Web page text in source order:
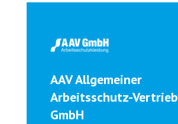
AAV Allgemeiner
Arbeitsschutz-Vertrieb
GmbH